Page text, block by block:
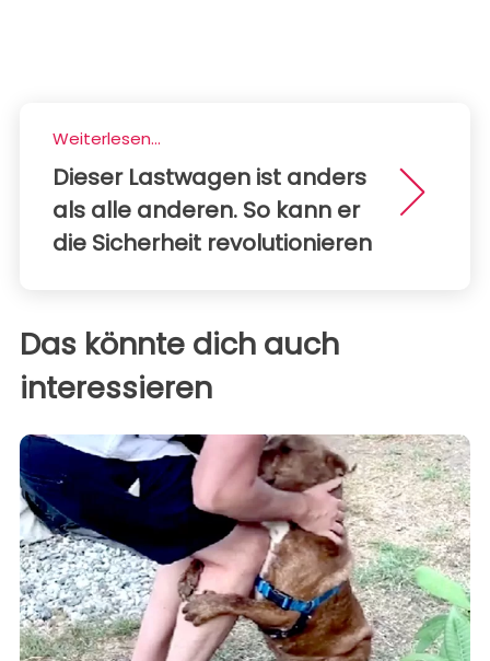
Weiterlesen...
Dieser Lastwagen ist anders
als alle anderen. So kann er
die Sicherheit revolutionieren
Das könnte dich auch
interessieren